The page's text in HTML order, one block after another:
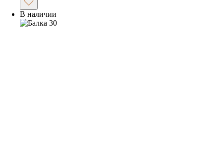
В наличии